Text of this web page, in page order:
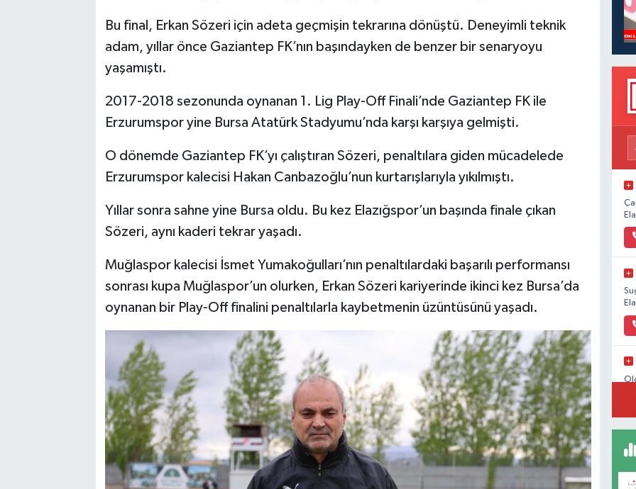
Bu final, Erkan Sözeri için adeta geçmişin tekrarına dönüştü. Deneyimli teknik
adam, yıllar önce Gaziantep FK’nın başındayken de benzer bir senaryoyu
yaşamıştı.
2017-2018 sezonunda oynanan 1. Lig Play-Off Finali’nde Gaziantep FK ile
Erzurumspor yine Bursa Atatürk Stadyumu’nda karşı karşıya gelmişti.
O dönemde Gaziantep FK’yı çalıştıran Sözeri, penaltılara giden mücadelede
Erzurumspor kalecisi Hakan Canbazoğlu’nun kurtarışlarıyla yıkılmıştı.
Yıllar sonra sahne yine Bursa oldu. Bu kez Elazığspor’un başında finale çıkan
Sözeri, aynı kaderi tekrar yaşadı.
Muğlaspor kalecisi İsmet Yumakoğulları’nın penaltılardaki başarılı performansı
sonrası kupa Muğlaspor’un olurken, Erkan Sözeri kariyerinde ikinci kez Bursa’da
oynanan bir Play-Off finalini penaltılarla kaybetmenin üzüntüsünü yaşadı.